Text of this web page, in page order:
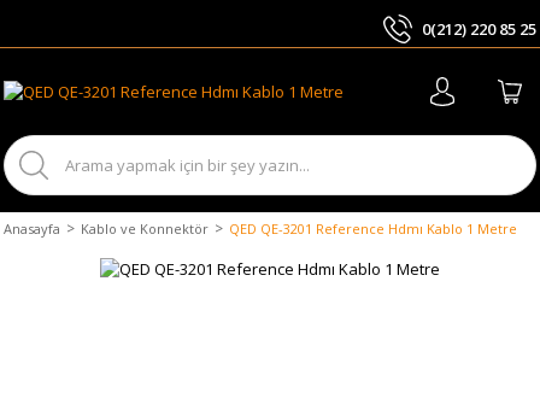
0(212) 220 85 25
Anasayfa Kablo ve Konnektör QED QE-3201 Reference Hdmı Kablo 1 Metre